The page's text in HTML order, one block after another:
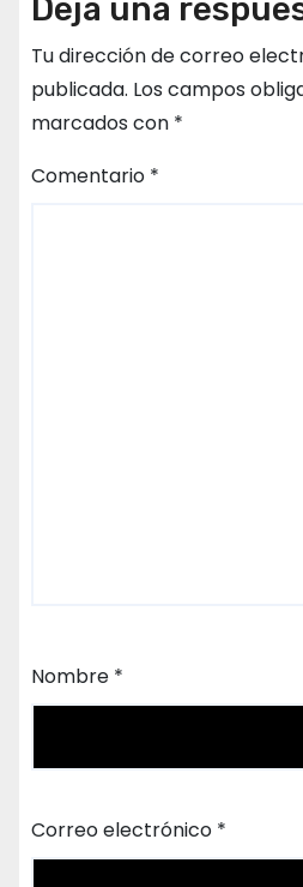
Deja una
Tu dirección de correo
publicada. Los campos
marcados con *
Comentario *
Nombre *
Correo electrónico *